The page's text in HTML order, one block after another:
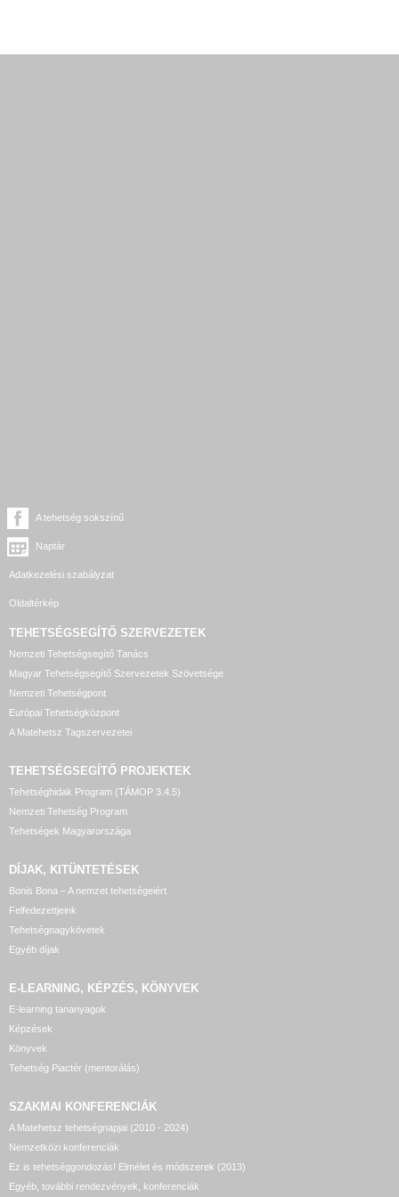
A tehetség sokszínű
Naptár
Adatkezelési szabályzat
Oldaltérkép
TEHETSÉGSEGÍTŐ SZERVEZETEK
Nemzeti Tehetségsegítő Tanács
Magyar Tehetségsegítő Szervezetek Szövetsége
Nemzeti Tehetségpont
Európai Tehetségközpont
A Matehetsz Tagszervezetei
TEHETSÉGSEGÍTŐ PROJEKTEK
Tehetséghidak Program (TÁMOP 3.4.5)
Nemzeti Tehetség Program
Tehetségek Magyarországa
DÍJAK, KITÜNTETÉSEK
Bonis Bona – A nemzet tehetségeiért
Felfedezettjeink
Tehetségnagykövetek
Egyéb díjak
E-LEARNING, KÉPZÉS, KÖNYVEK
E-learning tananyagok
Képzések
Könyvek
Tehetség Piactér (mentorálás)
SZAKMAI KONFERENCIÁK
A Matehetsz tehetségnapjai (2010 - 2024)
Nemzetközi konferenciák
Ez is tehetséggondozás! Elmélet és módszerek (2013)
Egyéb, további rendezvények, konferenciák